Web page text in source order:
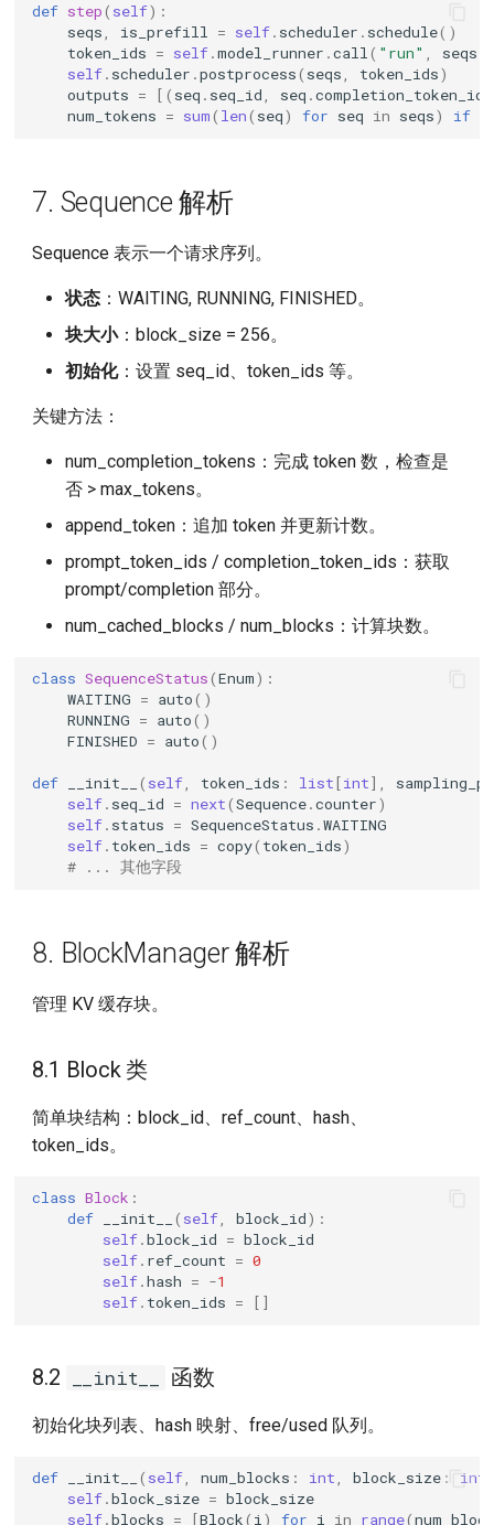
def step( self):
seqs, is_prefill = self. scheduler . schedule()
token_ids = self.model_runner .call( "run" , seqs
self. scheduler .postprocess( seqs, token_ids)
outputs = [( seq . seq_id, seq .completion_token_ids
num_tokens = sum( len( seq) for seq in seqs) if
7. Sequence 解析
Sequence 表示一个请求序列。
状态 ：WAITING, RUNNING, FINISHED。
块大小：block_size = 256。
初始化：设置 seq_id、token_ids 等。
关键方法：
num_completion_tokens：完成 token 数，检查是
否 > max_tokens。
append_token：追加 token 并更新计数。
prompt_token_ids / completion_token_ids：获取
prompt/completion 部分。
num_cached_blocks / num_blocks：计算块数。
class SequenceStatus(Enum):
WAITING = auto()
RUNNING = auto()
FINISHED = auto()
def __init__ ( self, token_ids : list [int],
self. seq_id = next(Sequence.counter)
self. status = SequenceStatus .WAITING
self. token_ids = copy( token_ids)
# ... 其他字段
8. BlockManager 解析
管理 KV 缓存块。
8.1 Block 类
简单块结构：block_id、ref_count、hash、
token_ids。
class Block :
def
__init__ ( self, block_id):
self.block_id = block_id
self. ref_count = 0
self.hash = -1
self. token_ids = []
8.2 __init__ 函数
初始化块列表、hash 映射、free/used 队列。
def __init__ ( self, num_blocks : int, block_size : int
self.block_size = block_size
self.blocks = [Block( i) for i in range(